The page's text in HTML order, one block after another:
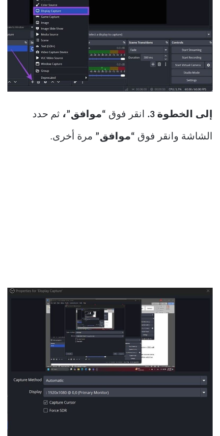
إلى الخطوة 3. انقر فوق “موافق”، ثم حدد
الشاشة وانقر فوق “موافق” مرة أخرى.